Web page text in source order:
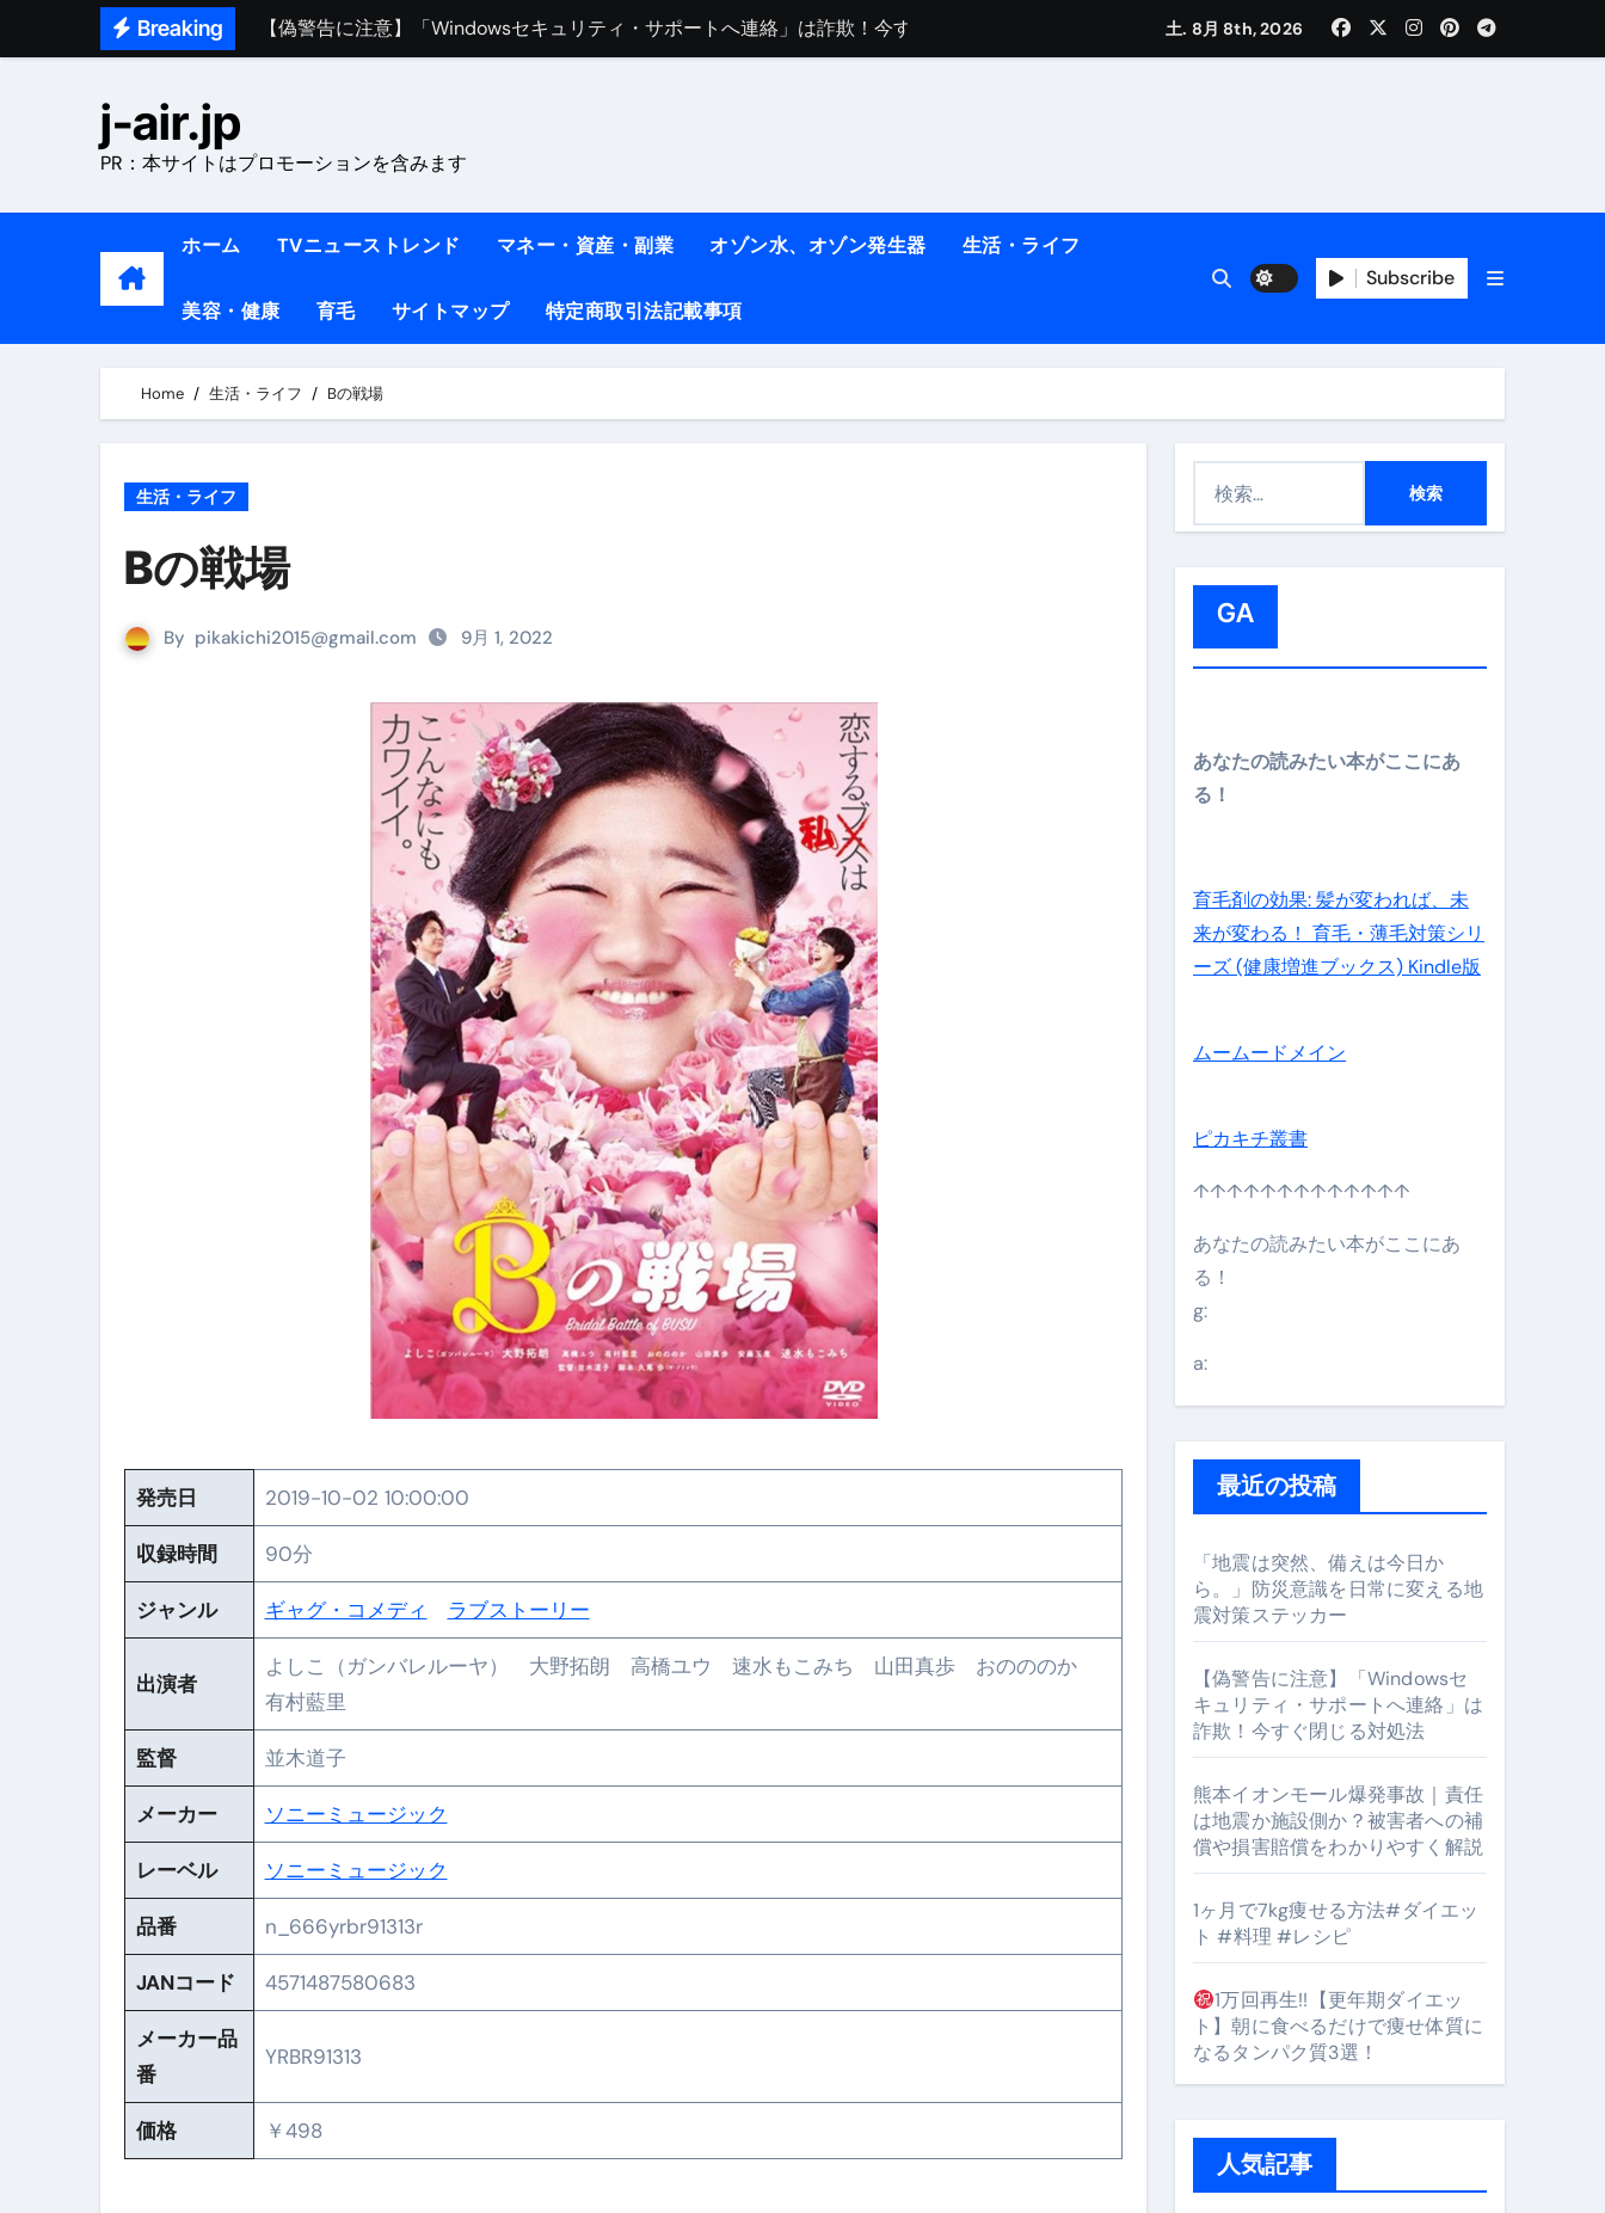
Breaking
熊本イオンモール爆発事故｜責任は地震か施設側か？被害者への補償や損害賠償をわかりやすく解説
【医者が教える】本当に痩せる薬はコレ！ #医療ダイエット
【医者が解説】このふくらはぎ痩せ本当に効果ある？ #エクササイズ
【美容】ダイエットに対する私の考え方と実践方法を解説します【健康】
【1日ダイエットルーティン】運動なしで2ヶ月で10kg減量した、私の痩せる9つの習慣 | レシピ付き | ダイエット中の食事
リサイクル業者の無料回収・無料査定は危険？情報収集との関係と見分け方を解説
青森県震度6とベネゼエラM7級地震の関連性は？
Cookie同意管理ツール「STRIGHT」取り扱い開始＆リリース記念キャンペーン【ムームードメイン】
金融ブラックでも毎日「ビットコイン」がもらえる超お得アプリ
【輸入消費税】輸入に消費税はかかるのか？勘定科目・仕訳・申告書記載方法
この動画は国にすぐ消されます。これが日本が残念な国になった理由です。国民は●●をしないとこの先さらに貧しくなります。【 竹花貴騎 切り抜き 会社員
意外にありえる？日経平均40000円を妄想シナリオ検証してみた！ズボラ株投資
アフィリエイト【稼げるキーワード】一覧※YouTubeブログSNS共通
【必見】融資受けるなら”コレ”を確実に取り組むべき！ #shorts
弁護士が教える「投資詐欺」に引っかからないための方法 #投資詐欺 #詐欺 #弁護士 #法律
【PR】フリーランス必見！入金前の売上をすぐに現金で受け取る方法
【2023年最新】金融ブラックでも可能な資金調達法3選！#shorts
個人事業主は銀行から融資を受けるとリスクが高い #shorts
【誰でも出来る】3万円が10％増量の「33000円」になる！
【即金】3時間で5万円稼ぐセルフバックの全貌！危険回避と安全な稼ぎ方を徹底解説
【超高騰】爆上がりしたビットコインに695万円も投資してる営業39歳サラリーマン【2025年10月3日】 #bitcoin #全財産 #暗号資産
Q：借りた借金を返さなくていい場合ってありますか？#Shorts
【必見】もう営業電話は怖くない！初心者でも成果を出す電話の仕方はコレ！
フリーランス・個人事業主におすすめの資金調達4選
自己破産中に絶対にしてはダメなこと7選
自己破産にまつわるよくある勘違い4選#Shorts
体脂肪が落ちる朝食3選 #ダイエット
No.102 9割が勘違い 自己破産の真実
アーモンドを毎日食べたらどうなるの？①【30秒でわかる効果まとめ】#アーモンド #ダイエット #筋トレ #美容 #健康 #雑学 #ナレーター #小林将大
【ひろゆき】借金1億円あります 返済か、自己破産かひろゆきさんならどちらを選びますか？ #shorts
弁護士解説【詐欺被害】警察に行っても返金されません
5キロ痩せる簡単な方法
ムームードメイン 2月のおすすめドメイン特集- ビジネスの信用を築く――そのすべての起点となるのが独自ドメイン
FRONTIER スーパーセール2026 完全攻略ガイド 今こそ買い時！ゲーミングPC・高性能BTOを最安で手に入れる方法
なくす不安と消える恐怖をゼロにする時代へ Pebblebee × iMazing で完成する「究極のスマホ防衛システム」完全ガイド
英語が「聞こえる・分かる・話せる」に変わる30日間 ― 科学的メソッドで英語脳を作る完全ガイド
土. 8月 8th, 2026
j-air.jp
PR：本サイトはプロモーションを含みます
ホーム TVニューストレンド マネー・資産・副業 オゾン水、オゾン発生器 生活・ライフ
美容・健康 育毛 サイトマップ 特定商取引法記載事項
Subscribe
Home 生活・ライフ Bの戦場
生活・ライフ
Bの戦場
By pikakichi2015@gmail.com 9月 1, 2022
発売日 2019-10-02 10:00:00
収録時間 90分
ジャンル ギャグ・コメディ ラブストーリー
出演者
よしこ（ガンバレルーヤ） 大野拓朗 高橋ユウ 速水もこみち 山田真歩 おのののか
有村藍里
監督 並木道子
メーカー ソニーミュージック
レーベル ソニーミュージック
品番 n_666yrbr91313r
JANコード 4571487580683
メーカー品
番
YRBR91313
価格 ￥498
GA
あなたの読みたい本がここにあ
る！
育毛剤の効果: 髪が変われば、未
来が変わる！ 育毛・薄毛対策シリ
ーズ (健康増進ブックス) Kindle版
ムームードメイン
ピカキチ叢書
↑↑↑↑↑↑↑↑↑↑↑↑↑
あなたの読みたい本がここにあ
る！
g:
a:
最近の投稿
「地震は突然、備えは今日か
ら。」防災意識を日常に変える地
震対策ステッカー
【偽警告に注意】「Windowsセ
キュリティ・サポートへ連絡」は
詐欺！今すぐ閉じる対処法
熊本イオンモール爆発事故｜責任
は地震か施設側か？被害者への補
償や損害賠償をわかりやすく解説
1ヶ月で7kg痩せる方法#ダイエッ
ト #料理 #レシピ
1万回再生!!【更年期ダイエッ
ト】朝に食べるだけで痩せ体質に
なるタンパク質3選！
人気記事